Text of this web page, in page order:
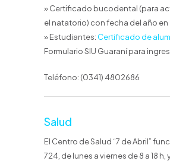
» Certificado bucodental (para
el natatorio) con fecha del año en
» Estudiantes: Certificado de
Formulario SIU Guaraní para
Teléfono: (0341) 4802686
Salud
El Centro de Salud “7 de Abril”
724, de lunes a viernes de 8 a 18 h,